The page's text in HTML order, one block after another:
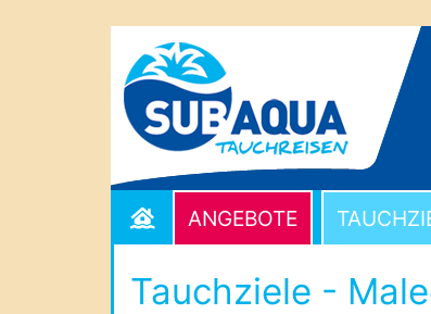
ANGEBOTE
Tauchziele -